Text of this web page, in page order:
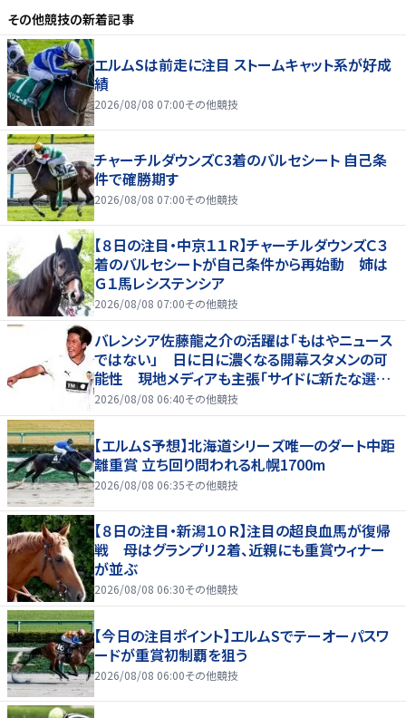
その他競技の新着記事
エルムSは前走に注目 ストームキャット系が好成
績
2026/08/08 07:00その他競技
チャーチルダウンズC3着のバルセシート 自己条
件で確勝期す
2026/08/08 07:00その他競技
【８日の注目・中京１１Ｒ】チャーチルダウンズＣ３
着のバルセシートが自己条件から再始動 姉は
Ｇ１馬レシステンシア
2026/08/08 07:00その他競技
バレンシア佐藤龍之介の活躍は「もはやニュース
ではない」 日に日に濃くなる開幕スタメンの可
能性 現地メディアも主張「サイドに新たな選択
肢を提供する」
2026/08/08 06:40その他競技
【エルムS予想】北海道シリーズ唯一のダート中距
離重賞 立ち回り問われる札幌1700m
2026/08/08 06:35その他競技
【８日の注目・新潟１０Ｒ】注目の超良血馬が復帰
戦 母はグランプリ２着、近親にも重賞ウィナー
が並ぶ
2026/08/08 06:30その他競技
【今日の注目ポイント】エルムSでテーオーパスワ
ードが重賞初制覇を狙う
2026/08/08 06:00その他競技